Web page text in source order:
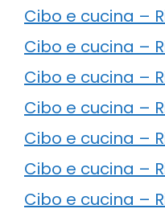
Cibo e cucina –
Cibo e cucina –
Cibo e cucina –
Cibo e cucina –
Cibo e cucina –
Cibo e cucina –
Cibo e cucina –